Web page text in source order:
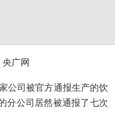
央广网
公司被官方通报生产的饮
分公司居然被通报了七次